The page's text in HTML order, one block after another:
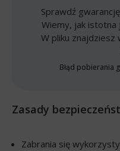
Sprawdź
Wiemy, jak istotna
W pliku znajdziesz
Błąd pobierania
Zasady
Zabrania się